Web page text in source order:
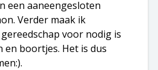
een aaneengesloten
Verder maak ik
voor nodig is
en boortjes. Het is dus